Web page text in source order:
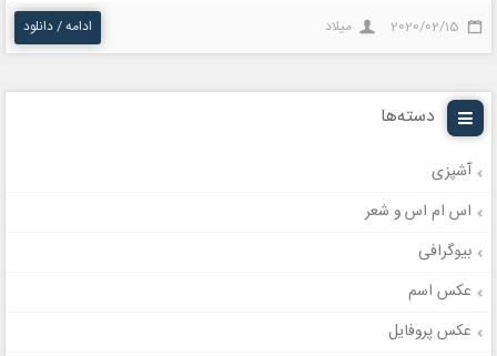
2020/02/15 میلاد ادامه / دانلود
دسته‌ها
آشپزی
اس ام اس و شعر
بیوگرافی
عکس اسم
عکس پروفایل